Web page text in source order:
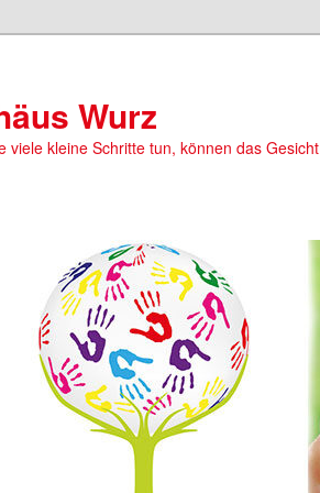
Wurz
kleine Schritte tun, können das Gesicht